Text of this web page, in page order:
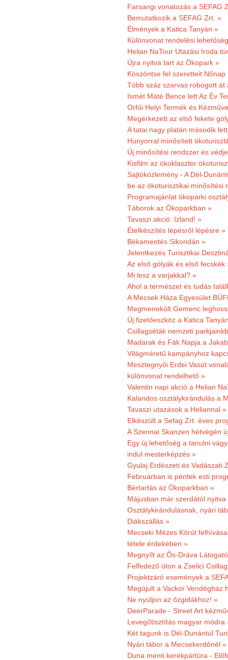
Farsangi vonatozás a SEFAG
Bemutatkozik a SEFAG Zrt. »
Élmények a Katica Tanyán »
Különvonat rendelési
Helian NaTour Utazási Iroda
Újra nyitva tart az Ökopark »
Köszöntse fel szeretteit
Több száz szarvas robogott át
Ismét Máté Bence lett Az Év
Orfűi Helyi Termék és
Megérkezett az első fekete
A tatai nagy platán második
Hunyorral minősített
Új minősítési rendszer és
Kisfilm az ökoklaszter
Sajtóközlemény - A Dél-
be az ökoturisztikai minősítési
Programajánlat ökoparki
Táborok az Ökoparkban »
Tavaszi akció: Izland! »
Ételkészítés lépésről lépésre »
Békamentés Sikondán »
Jelentkezés Turisztikai
Az első gólyák és első fecskék
Mi lesz a varjakkal? »
Ahol a természet és tudás
A Mecsek Háza Egyesület
Megmenekült Gemenc
Új fizetőeszköz a Katica
Csillagséták nemzeti
Madarak és Fák Napja a
Világméretű kampányhoz
Mesztegnyői Erdei Vasút
különvonat rendelhető »
Valentin napi akció a Helian
Kalandos osztálykirándulás a
Tavaszi utazások a Heliannal »
Elkészült a Sefag Zrt. éves
A Szennai Skanzen hétvégén
Egy új lehetőség a tanulni
indul mesterképzés »
Gyulaj Erdészeti és Vadászati
Februárban is péntek esti
Bértartás az Ökoparkban »
Májusban már szerdától
Osztálykirándulásnak, nyári
Diákszállás »
Mecseki Mézes Körút
tétele érdekében »
Megnyílt az Ős-Dráva
Felfedező úton a Zselici
Projektzáró események a
Megújult a Vackor Vendégház
Ne nyúljon az őzgidákhoz! »
DeerParade - Street Art
Levegőtisztítás magyar módra
Két tagunk is Dél-Dunántúl
Nyári tábor a Mecsekerdőnél »
Duna menti kerékpártúra -